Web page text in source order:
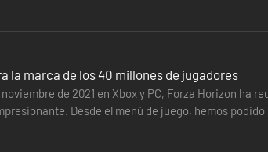
la marca de los 40 millones de jugadores
de 2021 en Xbox y PC, Forza Horizon ha
Desde el menú de juego, hemos